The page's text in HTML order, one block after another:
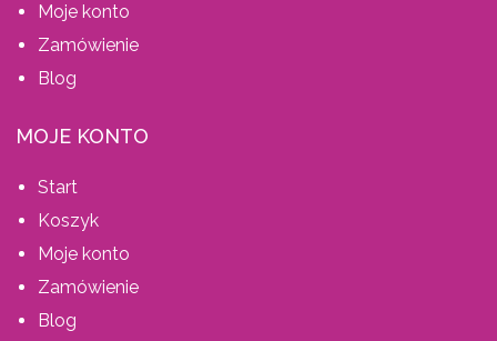
Moje konto
Zamówienie
Blog
MOJE KONTO
Start
Koszyk
Moje konto
Zamówienie
Blog